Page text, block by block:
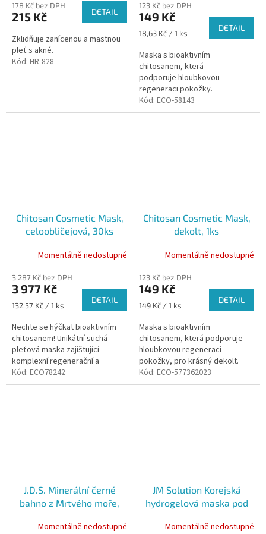
178 Kč bez DPH
215 Kč DETAIL
Zklidňuje zanícenou a mastnou
pleť s akné.
Kód: HR-828
123 Kč bez DPH
149 Kč
Měrná
18,63 Kč / 1 ks
DETAIL
Maska s bioaktivním
chitosanem, která
podporuje hloubkovou
regeneraci pokožky.
Kód: ECO-58143
Chitosan Cosmetic Mask,
celoobličejová, 30ks
Momentálně nedostupné
3 287 Kč bez DPH
3 977 Kč
Měrná
132,57 Kč / 1 ks
DETAIL
Nechte se hýčkat bioaktivním
chitosanem! Unikátní suchá
pleťová maska zajištující
komplexní regenerační a
hloubkovou péči o pleť. Maska
obsahuje patentovanou
Kód: ECO78242
Chitosan Cosmetic Mask,
dekolt, 1ks
Momentálně nedostupné
123 Kč bez DPH
149 Kč
Měrná
149 Kč / 1 ks
DETAIL
Maska s bioaktivním
chitosanem, která podporuje
hloubkovou regeneraci
pokožky, pro krásný dekolt.
Kód: ECO-577362023
J.D.S. Minerální černé
bahno z Mrtvého moře,
Momentálně nedostupné
JM Solution Korejská
hydrogelová maska pod
Momentálně nedostupné